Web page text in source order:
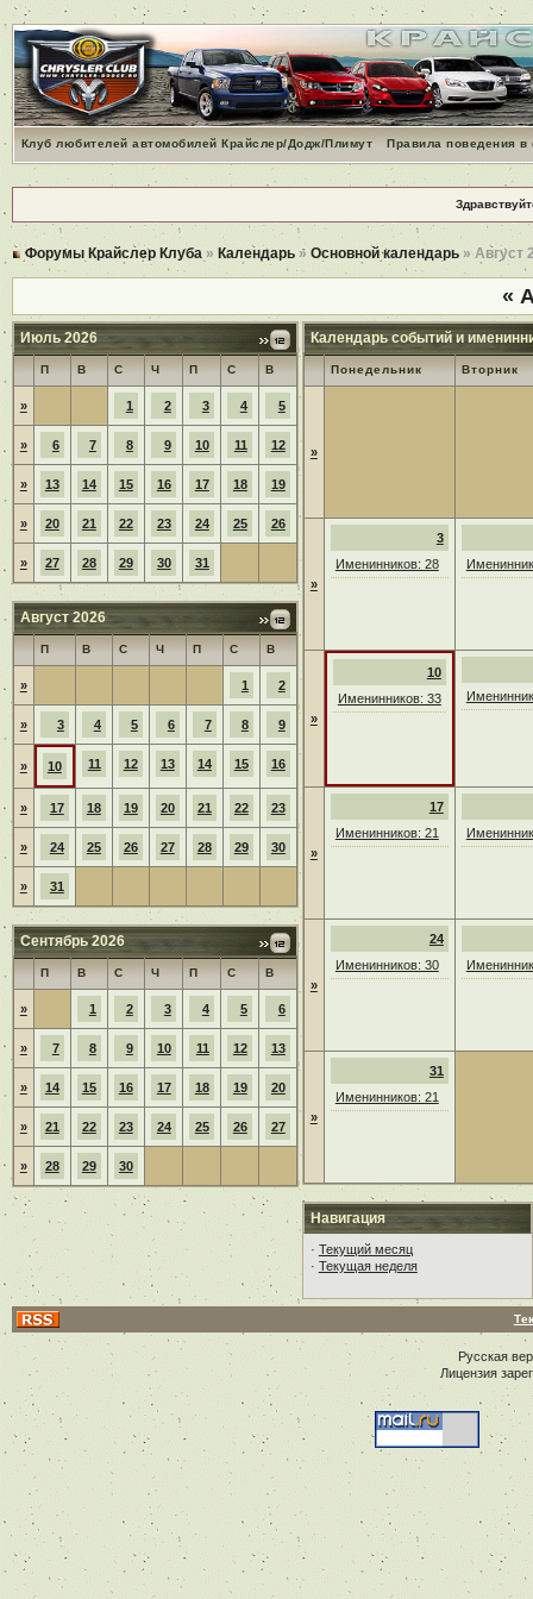
Клуб любителей автомобилей Крайслер/Додж/Плимут Правила поведения
Форумы Крайслер Клуба » Календарь» Основной календарь» Август
«
Июль 2026
П В С Ч П С В
» 1 2 3 4 5
» 6 7 8 9 10 11 12
» 13 14 15 16 17 18 19
» 20 21 22 23 24 25 26
» 27 28 29 30 31
Август 2026
П В С Ч П С В
» 1 2
» 3 4 5 6 7 8 9
» 10 11 12 13 14 15 16
» 17 18 19 20 21 22 23
» 24 25 26 27 28 29 30
» 31
Сентябрь 2026
П В С Ч П С В
» 1 2 3 4 5 6
» 7 8 9 10 11 12 13
» 14 15 16 17 18 19 20
» 21 22 23 24 25 26 27
» 28 29 30
Календарь событий и
Понедельник Вторник
»
»
3
Именинников: 28
»
10
Именинников: 33
»
17
Именинников: 21
»
24
Именинников: 30
»
31
Именинников: 21
Навигация
· Текущий месяц
· Текущая неделя
Русская
Лицензия